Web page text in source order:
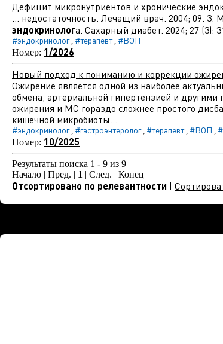
Дефицит микронутриентов и хронические
... недостаточность. Лечащий врач. 2004; 09.
эндокринолога. Сахарный диабет. 2024; 27 (3):
#эндокринолог, #терапевт, #ВОП
Номер: 1/2026
Новый подход к пониманию и коррекции
Ожирение является одной из наиболее
обмена, артериальной гипертензией и
ожирения и МС гораздо сложнее простого
кишечной микробиоты...
#эндокринолог, #гастроэнтеролог, #терапевт, #ВОП ,
Номер: 10/2025
Результаты поиска 1 - 9 из 9
Начало | Пред. | 1 | След. | Конец
Отсортировано по релевантности